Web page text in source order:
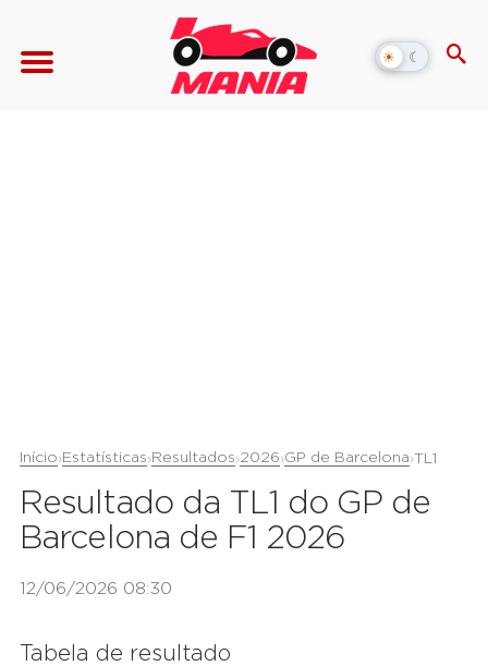
☀ ☾
Alternar
modo
Início›Estatísticas›Resultados›2026›GP de Barcelona›TL1
Resultado da TL1 do GP de
Barcelona de F1 2026
12/06/2026 08:30
Tabela de resultado